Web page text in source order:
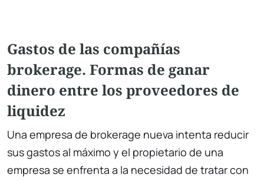
Gastos de las compañías
brokerage. Formas de ganar
dinero entre los proveedores de
liquidez
Una empresa de brokerage nueva intenta reducir
sus gastos al máximo y el propietario de una
empresa se enfrenta a la necesidad de tratar con